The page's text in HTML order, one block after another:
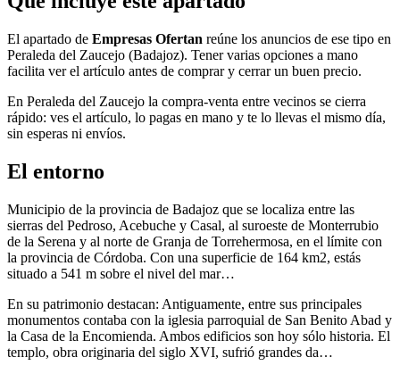
El apartado de Empresas Ofertan reúne los anuncios de ese tipo en
Peraleda del Zaucejo (Badajoz). Tener varias opciones a mano
facilita ver el artículo antes de comprar y cerrar un buen precio.
En Peraleda del Zaucejo la compra-venta entre vecinos se cierra
rápido: ves el artículo, lo pagas en mano y te lo llevas el mismo día,
sin esperas ni envíos.
El entorno
Municipio de la provincia de Badajoz que se localiza entre las
sierras del Pedroso, Acebuche y Casal, al suroeste de Monterrubio
de la Serena y al norte de Granja de Torrehermosa, en el límite con
la provincia de Córdoba. Con una superficie de 164 km2, estás
situado a 541 m sobre el nivel del mar…
En su patrimonio destacan: Antiguamente, entre sus principales
monumentos contaba con la iglesia parroquial de San Benito Abad y
la Casa de la Encomienda. Ambos edificios son hoy sólo historia. El
templo, obra originaria del siglo XVI, sufrió grandes da…